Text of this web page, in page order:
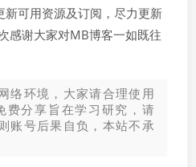
可用资源及订阅，尽力更新
感谢大家对MB博客一如既往
络环境，大家请合理使用
费分享旨在学习研究，请
账号后果自负，本站不承